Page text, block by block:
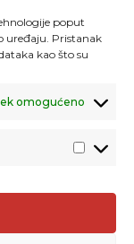
poput
uređaju. Pristanak
kao što su
omogućeno